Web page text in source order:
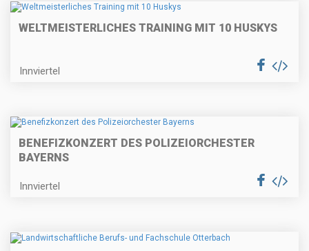
WELTMEISTERLICHES TRAINING MIT 10 HUSKYS
Innviertel
BENEFIZKONZERT DES POLIZEIORCHESTER
BAYERNS
Innviertel